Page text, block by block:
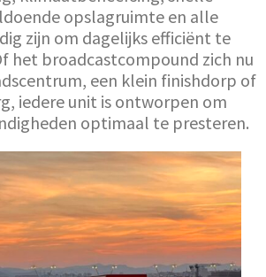
opslagruimte en alle
zijn om dagelijks efficiënt te
het broadcastcompound zich nu
een klein finishdorp of
iedere unit is ontworpen om
optimaal te presteren.